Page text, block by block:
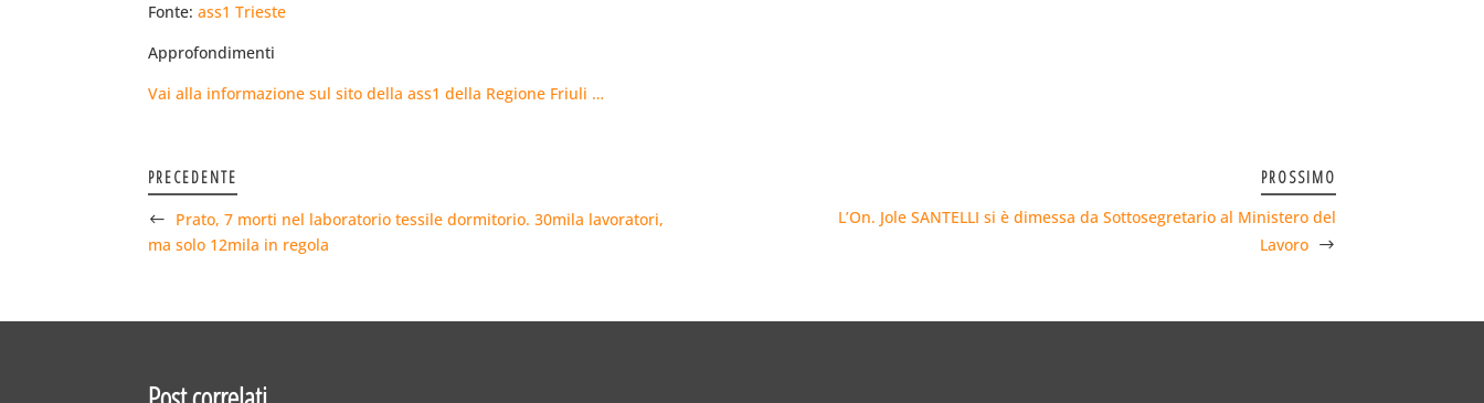
Fonte:ass1 Trieste
Approfondimenti
Vai alla informazione sul sito della ass1 della Regione Friuli …
PRECEDENTE
Prato, 7 morti nel laboratorio tessile dormitorio. 30mila lavoratori,
ma solo 12mila in regola
PROSSIMO
L’On. Jole SANTELLI si è dimessa da Sottosegretario al Ministero del
Lavoro